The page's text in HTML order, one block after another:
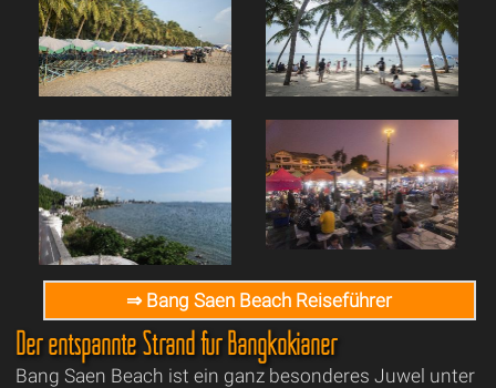
⇒ Bang Saen Beach Reiseführer
Der entspannte Strand für Bangkokianer
Bang Saen Beach ist ein ganz besonderes Juwel unter